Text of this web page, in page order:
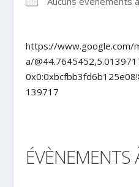
https://www.google.com/
a/
139717
ÉVÈNEMENTS